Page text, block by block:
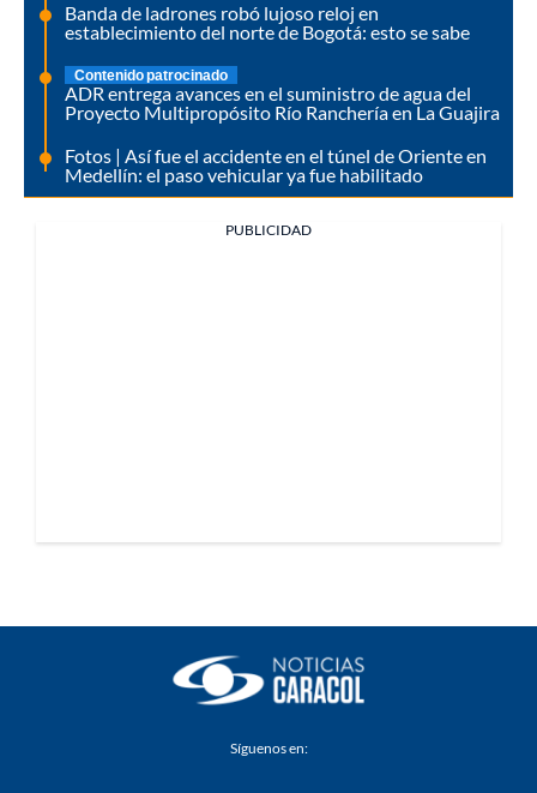
Banda de ladrones robó lujoso reloj en
establecimiento del norte de Bogotá: esto se sabe
Contenido patrocinado
ADR entrega avances en el suministro de agua del
Proyecto Multipropósito Río Ranchería en La Guajira
Fotos | Así fue el accidente en el túnel de Oriente en
Medellín: el paso vehicular ya fue habilitado
PUBLICIDAD
Síguenos en: